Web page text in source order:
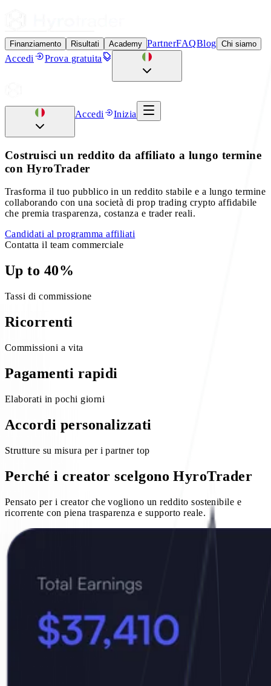
Finanziamento Risultati Academy PartnerFAQBlog Chi siamo
Accedi Prova gratuita
Accedi Inizia
Costruisci un reddito da affiliato a lungo termine
con HyroTrader
Trasforma il tuo pubblico in un reddito stabile e a lungo termine
collaborando con una società di prop trading crypto affidabile
che premia trasparenza, costanza e trader reali.
Candidati al programma affiliati
Contatta il team commerciale
Up to 40%
Tassi di commissione
Ricorrenti
Commissioni a vita
Pagamenti rapidi
Elaborati in pochi giorni
Accordi personalizzati
Strutture su misura per i partner top
Perché i creator scelgono HyroTrader
Pensato per i creator che vogliono un reddito sostenibile e
ricorrente con piena trasparenza e supporto reale.